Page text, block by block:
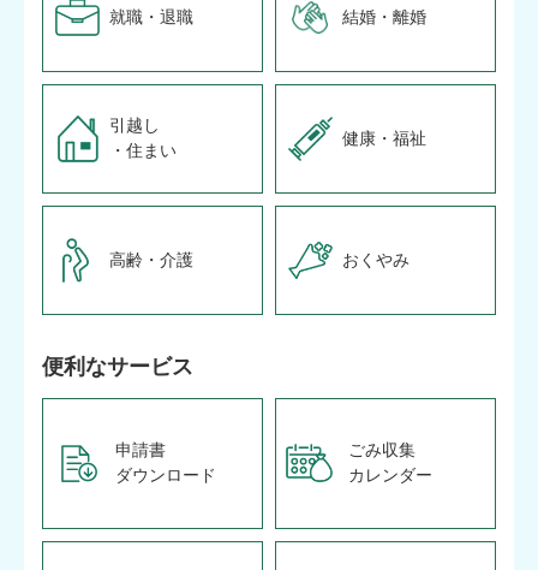
就職・退職 結婚・離婚
引越し
・住まい
健康・福祉
高齢・介護 おくやみ
便利なサービス
申請書
ダウンロード
ごみ収集
カレンダー